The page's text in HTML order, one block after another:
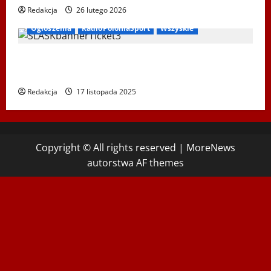
Redakcja
26 lutego 2026
Ogłoszenia
RadioPoloniaSport Wszyskie
Redakcja 17 listopada 2025
Copyright © All rights reserved | MoreNews
autorstwa AF themes